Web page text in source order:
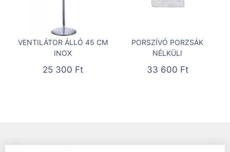
VENTILÁTOR ÁLLÓ 45 CM
INOX
25 300 Ft
PORSZÍVÓ PORZSÁK
NÉLKÜLI
33 600 Ft